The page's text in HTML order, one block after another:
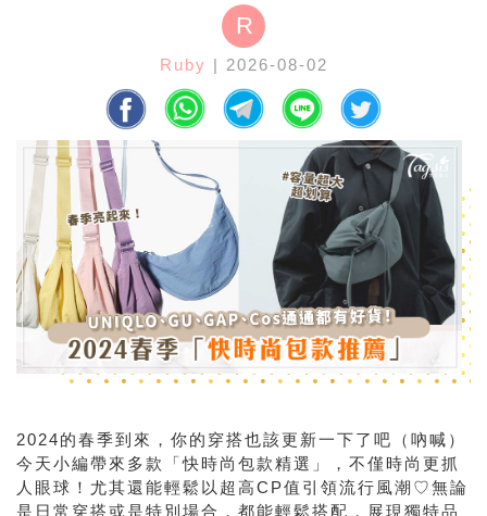
R
Ruby | 2026-08-02
2024的春季到來，你的穿搭也該更新一下了吧（吶喊）
今天小編帶來多款「快時尚包款精選」，不僅時尚更抓
人眼球！尤其還能輕鬆以超高CP值引領流行風潮♡無論
是日常穿搭或是特別場合，都能輕鬆搭配，展現獨特品